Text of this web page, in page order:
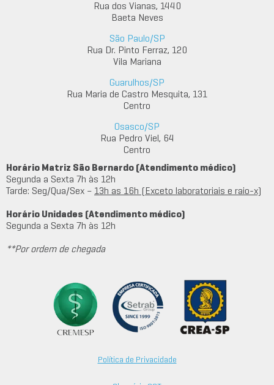
Rua dos Vianas, 1440
Baeta Neves
São Paulo/SP
Rua Dr. Pinto Ferraz, 120
Vila Mariana
Guarulhos/SP
Rua Maria de Castro Mesquita, 131
Centro
Osasco/SP
Rua Pedro Viel, 64
Centro
Horário Matriz São Bernardo (Atendimento médico)
Segunda a Sexta 7h às 12h
Tarde: Seg/Qua/Sex – 13h as 16h (Exceto laboratoriais e raio-x)
Horário Unidades (Atendimento médico)
Segunda a Sexta 7h às 12h
**Por ordem de chegada
Política de Privacidade